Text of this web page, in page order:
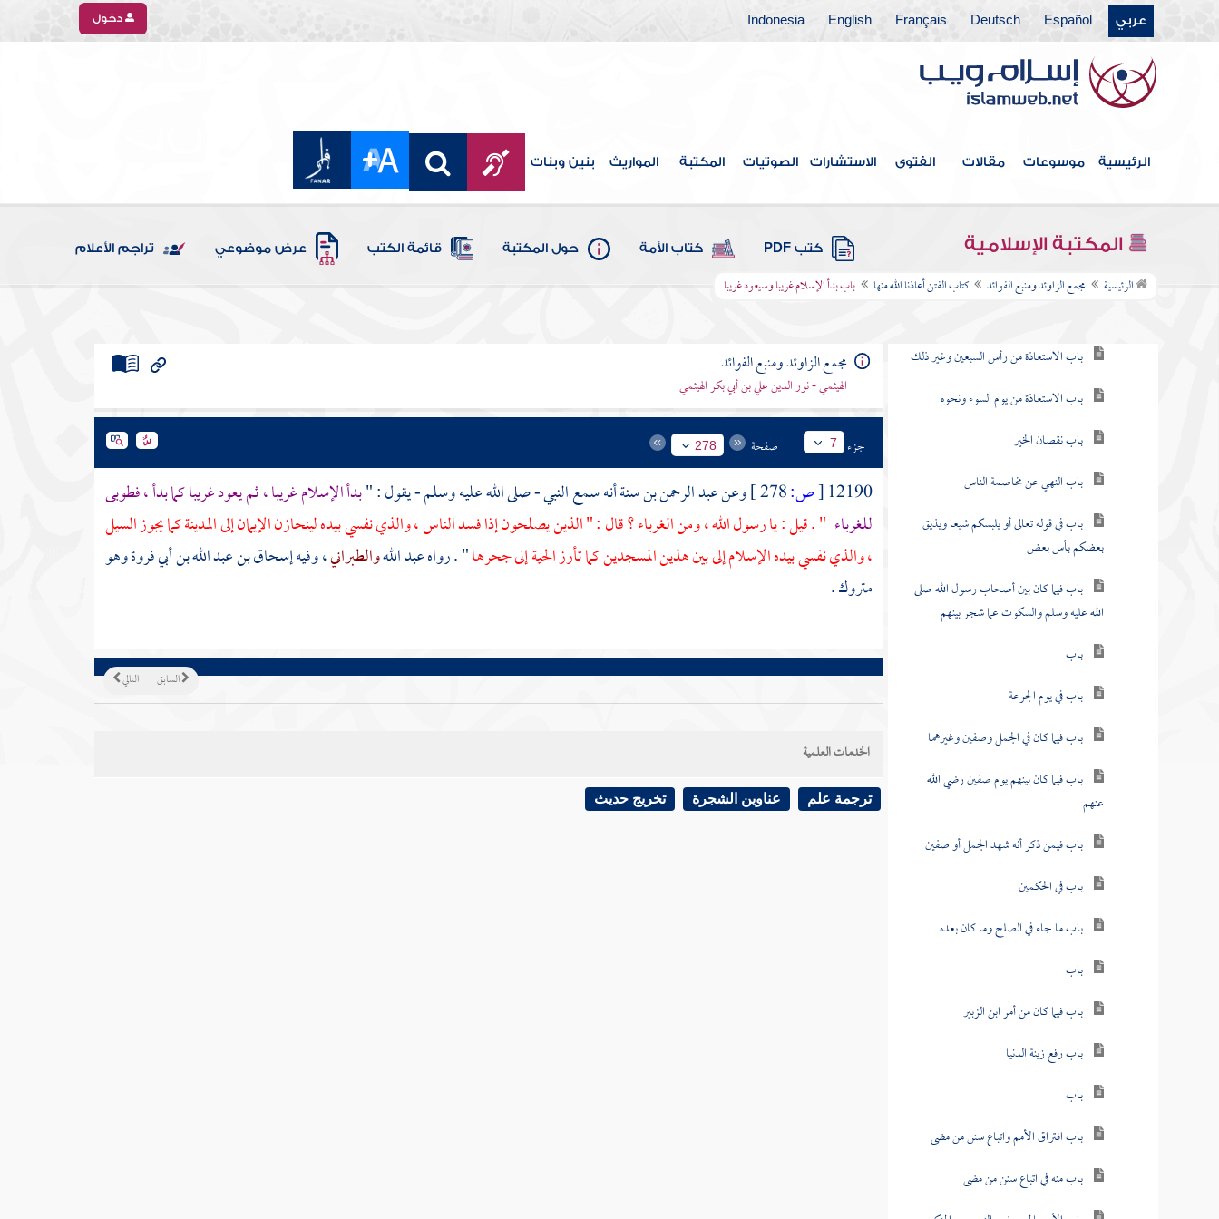
عربي Español
Deutsch
Français
English
Indonesia دخول
الرئيسية موسوعات مقالات الفتوى الاستشارات الصوتيات المكتبة المواريث بنين وبنات
المكتبة الإسلامية كتب PDF كتاب الأمة حول المكتبة قائمة الكتب عرض موضوعي تراجم الأعلام
الرئيسية مجمع الزاوئد ومنبع الفوائد كتاب الفتن أعاذنا الله منها باب بدأ الإسلام غريبا وسيعود غريبا
كتاب قتال أهل البغي
كتاب الحدود والديات
كتاب الديات
كتاب التفسير
كتاب التعبير
كتاب القدر
كتاب الفتن أعاذنا الله منها
باب الاستعاذة من رأس السبعين وغير ذلك
باب الاستعاذة من يوم السوء ونحوه
باب نقصان الخير
باب النهي عن مخاصمة الناس
باب في قوله تعالى أو يلبسكم شيعا ويذيق
بعضكم بأس بعض
باب فيما كان بين أصحاب رسول الله صلى
الله عليه وسلم والسكوت عما شجر بينهم
باب
باب في يوم الجرعة
باب فيما كان في الجمل وصفين وغيرهما
باب فيما كان بينهم يوم صفين رضي الله
عنهم
باب فيمن ذكر أنه شهد الجمل أو صفين
باب في الحكمين
باب ما جاء في الصلح وما كان بعده
باب
باب فيما كان من أمر ابن الزبير
باب رفع زينة الدنيا
باب
باب افتراق الأمم واتباع سنن من مضى
باب منه في اتباع سنن من مضى
مجمع الزاوئد ومنبع الفوائد
الهيثمي - نور الدين علي بن أبي بكر الهيثمي
جزء 7 صفحة 278
12190
[ص: وعنعبد الرحمن بن سنةأنه سمع النبي - صلى الله عليه وسلم - يقول : "بدأ الإسلام غريبا ، ثم يعود غريبا كما بدأ ، فطوبى
للغرباء " . قيل : يا رسول الله ، ومن الغرباء ؟ قال : " الذين يصلحون إذا فسد الناس ، والذي نفسي بيده لينحازن الإيمان إلى المدينة كما يجوز السيل
، والذي نفسي بيده الإسلام إلى بين هذين المسجدين كما تأرز الحية إلى جحرها" . رواهعبد اللهوالطبراني، وفيهإسحاق بن عبد الله بن أبي فروةوهو
متروك .
التالي السابق
الخدمات العلمية
ترجمة علم عناوين الشجرة تخريج حديث